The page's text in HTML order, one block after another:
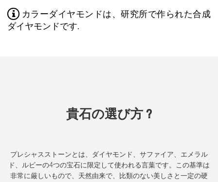
カラーダイヤモンドは、研究所で作られた合成
ダイヤモンドです.
貴石の選び方 ?
プレシャスストーンとは、ダイヤモンド、サファイア、エメラル
ド、ルビーの4つの宝石に限定して使われる言葉です。この基準は
非常に厳しいもので、天然由来で、比類のない美しさと一定の硬